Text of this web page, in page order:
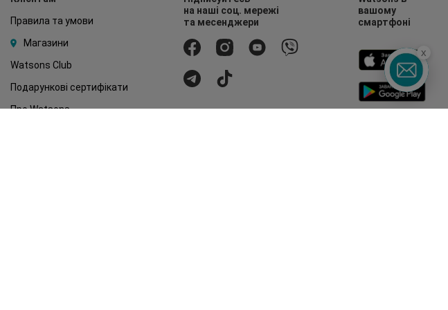
Правила та умови
Магазини
Watsons Club
Подарункові сертифікати
Про Watsons
на наші соц. мережі
та месенджери
вашому
смартфоні
x